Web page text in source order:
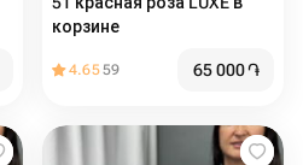
корзине
4.6559 65 000֏